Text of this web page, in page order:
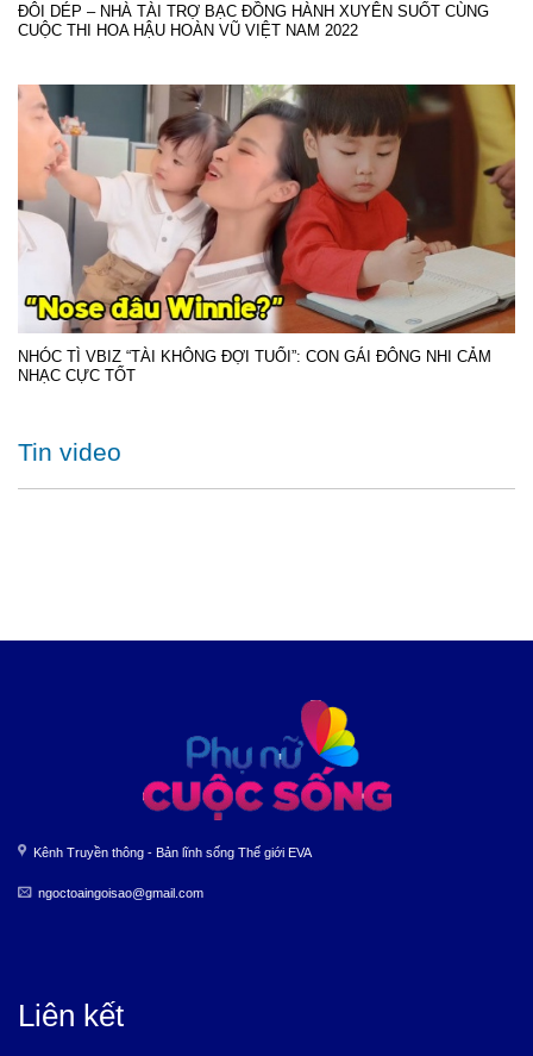
ĐÔI DÉP – NHÀ TÀI TRỢ BẠC ĐỒNG HÀNH XUYÊN SUỐT CÙNG
CUỘC THI HOA HẬU HOÀN VŨ VIỆT NAM 2022
NHÓC TÌ VBIZ “TÀI KHÔNG ĐỢI TUỔI”: CON GÁI ĐÔNG NHI CẢM
NHẠC CỰC TỐT
Tin video
Kênh Truyền thông - Bản lĩnh sống Thế giới EVA
ngoctoaingoisao@gmail.com
Liên kết